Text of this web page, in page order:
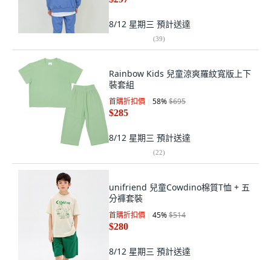
8/12 星期三 預計送達
(39)
Rainbow Kids 兒童涼爽羅紋寬版上下
裝套組
首購折扣價 58%$695
$285
8/12 星期三 預計送達
(22)
unifriend 兒童Cowdino棉質T恤 + 五
分褲套裝
首購折扣價 45%$514
$280
8/12 星期三 預計送達